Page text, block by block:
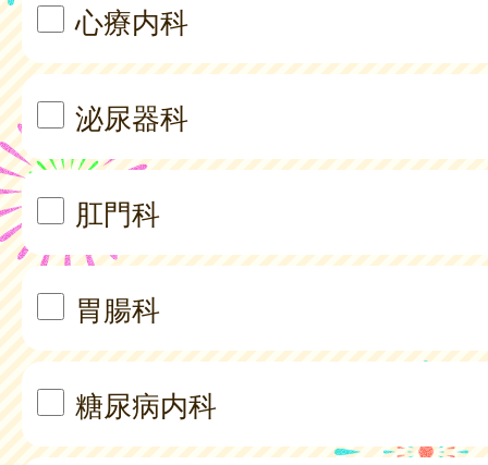
心療内科
泌尿器科
肛門科
胃腸科
糖尿病内科